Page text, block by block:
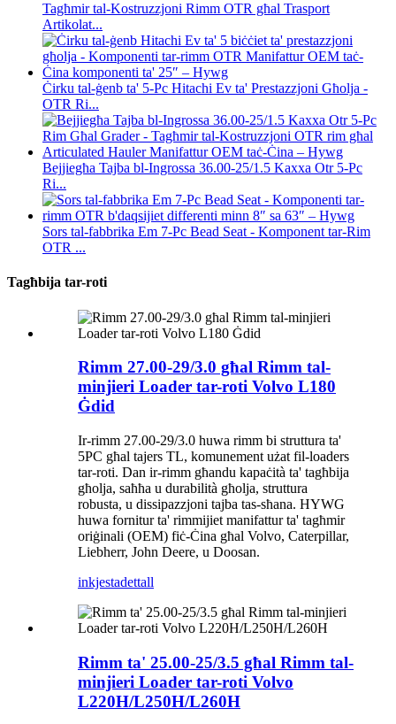
Tagħmir tal-Kostruzzjoni Rimm OTR għal Trasport
Artikolat...
Ċirku tal-ġenb ta' 5-Pc Hitachi Ev ta' Prestazzjoni Għolja -
OTR Ri...
Bejjiegħa Tajba bl-Ingrossa 36.00-25/1.5 Kaxxa Otr 5-Pc
Ri...
Sors tal-fabbrika Em 7-Pc Bead Seat - Komponent tar-Rim
OTR ...
Tagħbija tar-roti
Rimm 27.00-29/3.0 għal Rimm tal-
minjieri Loader tar-roti Volvo L180
Ġdid
Ir-rimm 27.00-29/3.0 huwa rimm bi struttura ta'
5PC għal tajers TL, komunement użat fil-loaders
tar-roti. Dan ir-rimm għandu kapaċità ta' tagħbija
għolja, saħħa u durabilità għolja, struttura
robusta, u dissipazzjoni tajba tas-sħana. HYWG
huwa fornitur ta' rimmijiet manifattur ta' tagħmir
oriġinali (OEM) fiċ-Ċina għal Volvo, Caterpillar,
Liebherr, John Deere, u Doosan.
inkjestadettall
Rimm ta' 25.00-25/3.5 għal Rimm tal-
minjieri Loader tar-roti Volvo
L220H/L250H/L260H